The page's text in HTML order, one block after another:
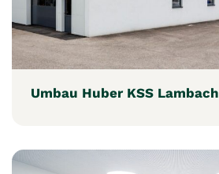
Umbau Huber KSS Lambach